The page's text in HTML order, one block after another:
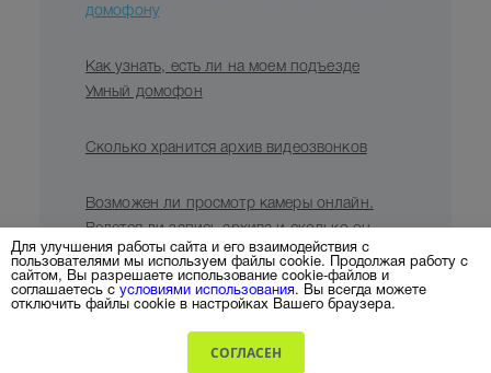
домофону
Как узнать, есть ли на моем подъезде
Умный домофон
Сколько хранится архив видеозвонков
Возможен ли просмотр камеры онлайн.
Ведется ли запись архива и сколько он
хранится
Для улучшения работы сайта и его взаимодействия с
пользователями мы используем файлы cookie. Продолжая работу с
сайтом, Вы разрешаете использование cookie-файлов и
соглашаетесь сусловиями использования. Вы всегда можете
отключить файлы cookie в настройках Вашего браузера.
СОГЛАСЕН